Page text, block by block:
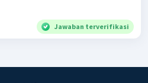
Jawaban terverifikasi